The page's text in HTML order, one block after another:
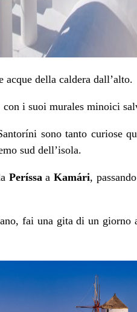
della caldera dall’alto.
con i suoi murales minoici
sono tanto curiose
sud dell’isola.
PeríssaaKamári,
fai una gita di un